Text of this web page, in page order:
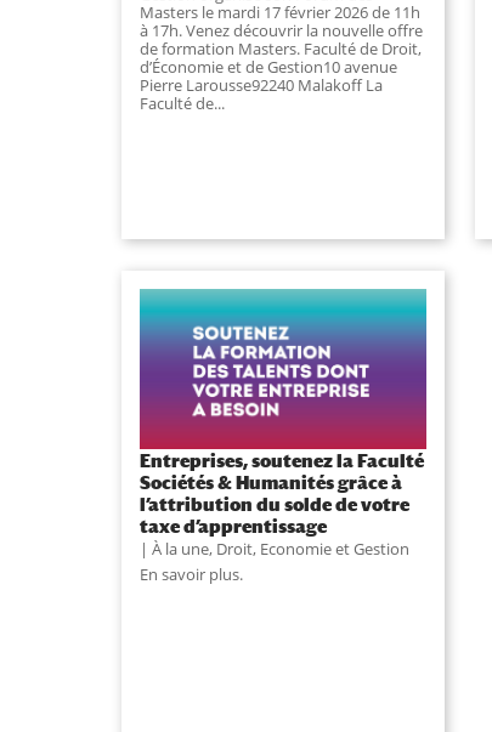
Masters le mardi 17 février 2026 de 11h
à 17h. Venez découvrir la nouvelle offre
de formation Masters. Faculté de Droit,
d’Économie et de Gestion10 avenue
Pierre Larousse92240 Malakoff La
Faculté de...
Entreprises, soutenez la Faculté
Sociétés & Humanités grâce à
l’attribution du solde de votre
taxe d’apprentissage
À la une, Droit, Economie et Gestion
En savoir plus.